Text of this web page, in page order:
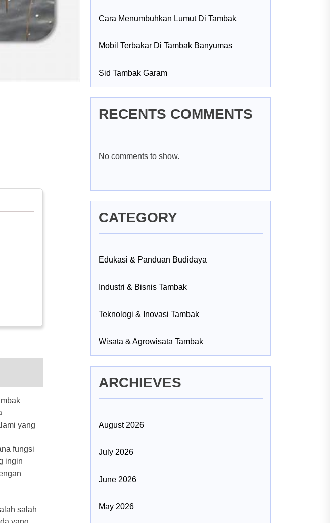
yang
fungsi
ingin
salah
Cara Menumbuhkan Lumut Di Tambak
Mobil Terbakar Di Tambak Banyumas
Sid Tambak Garam
RECENTS COMMENTS
No comments to show.
CATEGORY
Edukasi & Panduan Budidaya
Industri & Bisnis Tambak
Teknologi & Inovasi Tambak
Wisata & Agrowisata Tambak
ARCHIEVES
August 2026
July 2026
June 2026
May 2026